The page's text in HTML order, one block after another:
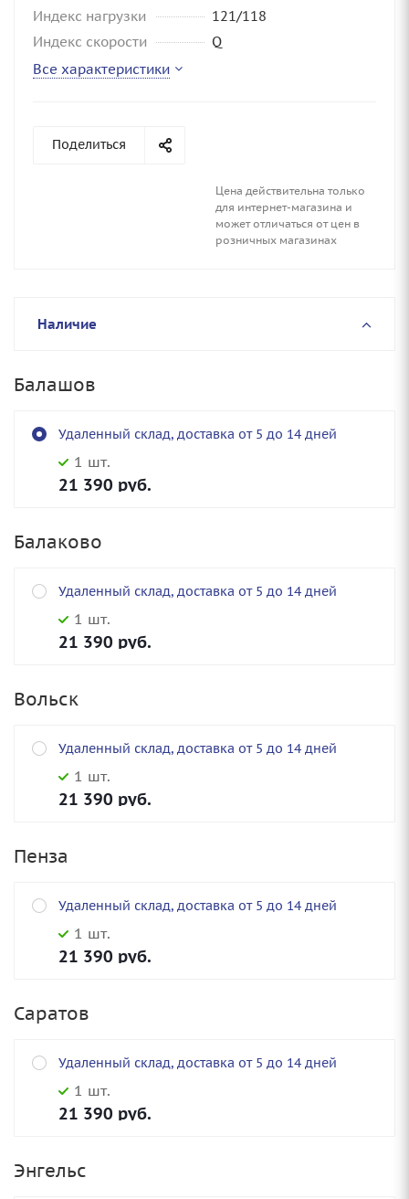
Индекс нагрузки
121/118
Индекс скорости
Q
Все характеристики
Поделиться
Цена действительна только
для интернет-магазина и
может отличаться от цен в
розничных магазинах
Наличие
Балашов
Удаленный склад, доставка от 5 до 14 дней
1 шт.
21 390 руб.
Балаково
Удаленный склад, доставка от 5 до 14 дней
1 шт.
21 390 руб.
Вольск
Удаленный склад, доставка от 5 до 14 дней
1 шт.
21 390 руб.
Пенза
Удаленный склад, доставка от 5 до 14 дней
1 шт.
21 390 руб.
Саратов
Удаленный склад, доставка от 5 до 14 дней
1 шт.
21 390 руб.
Энгельс